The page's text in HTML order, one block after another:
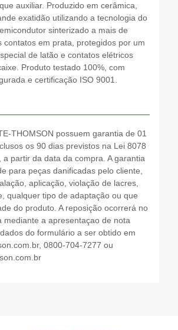
auxiliar. Produzido em cerâmica,
exatidão utilizando a tecnologia do
sinterizado a mais de
contatos em prata, protegidos por um
de latão e contatos elétricos
Produto testado 100%, com
e certificação ISO 9001.
THOMSON possuem garantia de 01
os 90 dias previstos na Lei 8078
a partir da data da compra. A garantia
para peças danificadas pelo cliente,
aplicação, violação de lacres,
qualquer tipo de adaptação ou que
do produto. A reposição ocorrerá no
mediante a apresentaçao de nota
do formulário a ser obtido em
0800-704-7277 ou